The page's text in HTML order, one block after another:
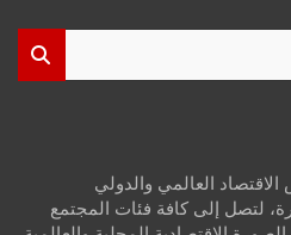
العالمي والدولي
لتصل إلى كافة فئات المجتمع